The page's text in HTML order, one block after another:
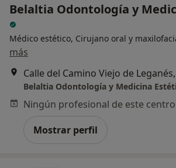
Belaltia Odontología y
Médico estético, Cirujano oral y
más
Belaltia Odontología y Medicina
Mostrar perfil